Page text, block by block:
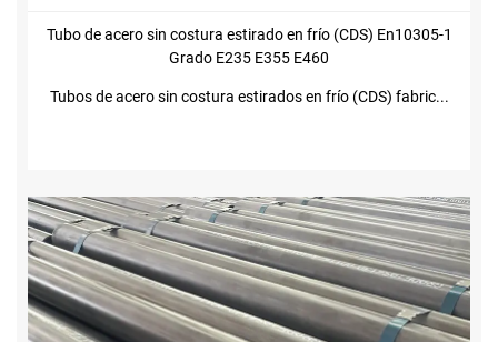
Tubo de acero sin costura estirado en frío (CDS) En10305-1
Grado E235 E355 E460
Tubos de acero sin costura estirados en frío (CDS) fabric...